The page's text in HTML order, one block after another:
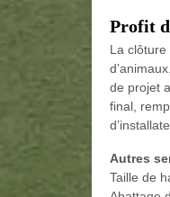
Profit
La
de projet
final,
Autres
Taille de